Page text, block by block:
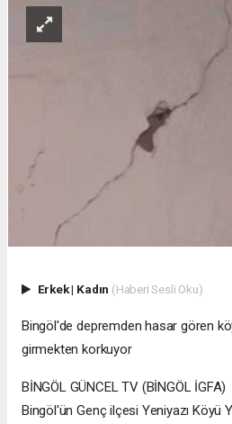
Erkek| Kadın (Haberi Sesli Oku)
Bingöl'de depremden hasar gören
girmekten korkuyor
BİNGÖL GÜNCEL TV (BİNGÖL İGFA)
Bingöl'ün Genç ilçesi Yeniyazı Köyü